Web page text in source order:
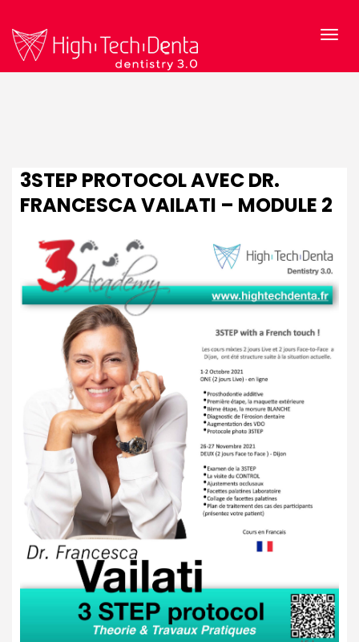
3STEP PROTOCOL AVEC DR.
FRANCESCA VAILATI – MODULE 2